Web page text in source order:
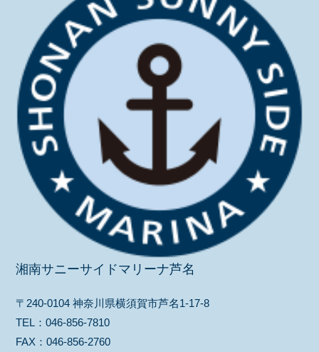
湘南サニーサイドマリーナ芦名
〒240-0104 神奈川県横須賀市芦名1-17-8
TEL：046-856-7810
FAX：046-856-2760